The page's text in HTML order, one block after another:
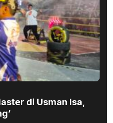
di Usman Isa,